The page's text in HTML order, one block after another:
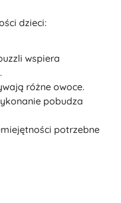
dzieci:
wspiera
różne owoce.
pobudza
potrzebne